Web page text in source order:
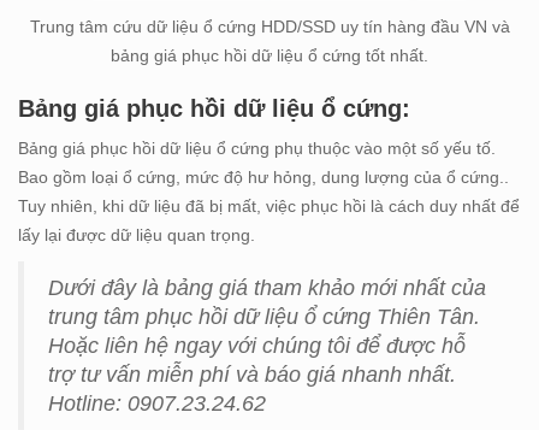
Trung tâm cứu dữ liệu ổ cứng HDD/SSD uy tín hàng đầu VN và
bảng giá phục hồi dữ liệu ổ cứng tốt nhất.
Bảng giá phục hồi dữ liệu ổ cứng:
Bảng giá phục hồi dữ liệu ổ cứng phụ thuộc vào một số yếu tố.
Bao gồm loại ổ cứng, mức độ hư hỏng, dung lượng của ổ cứng..
Tuy nhiên, khi dữ liệu đã bị mất, việc phục hồi là cách duy nhất để
lấy lại được dữ liệu quan trọng.
Dưới đây là bảng giá tham khảo mới nhất của
trung tâm phục hồi dữ liệu ổ cứng Thiên Tân.
Hoặc liên hệ ngay với chúng tôi để được hỗ
trợ tư vấn miễn phí và báo giá nhanh nhất.
Hotline: 0907.23.24.62